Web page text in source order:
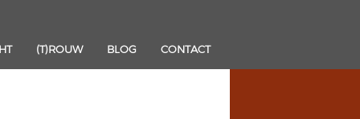
(T)ROUW BLOG CONTACT